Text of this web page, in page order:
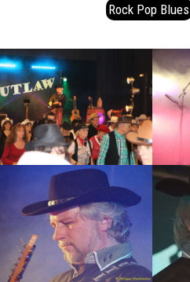
Rock Pop Blues